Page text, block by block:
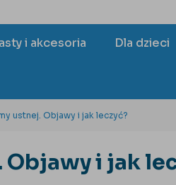
i akcesoria Dla dzieci
ustnej. Objawy i jak leczyć?
i jak